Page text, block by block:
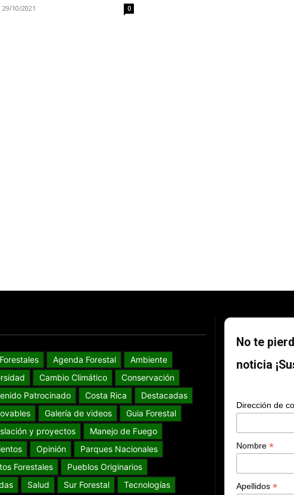
29/10/2021 0
Agenda Forestal
Ambiente
Cambio Climático
Conservación
Patrocinado Costa Rica
Destacadas
Galería de videos
Guia Forestal
y proyectos
Manejo de Fuego
Opinión
Parques Nacionales
Forestales
Pueblos Originarios
Salud Sur Forestal Tecnologías
No te
noticia
Dirección de
Nombre*
Apellidos*